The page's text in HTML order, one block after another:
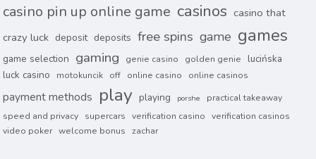
casino pin up online game casinos casino that
crazy luck deposit deposits free spins game games
game selection gaming genie casino golden genie
lucińska
luck casino
motokuncik off online casino online casinos
payment methods play playing porshe
practical takeaway
speed and privacy
supercars verification casino
verification casinos
video poker welcome bonus zachar